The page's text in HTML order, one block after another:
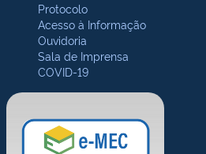
Protocolo
Acesso à Informação
Ouvidoria
Sala de Imprensa
COVID-19